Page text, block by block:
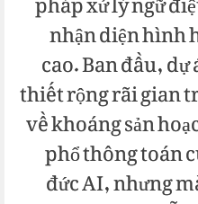
nhận diện hình
cao. Ban đầu,
thiết rộng rãi gian
về khoáng sản
phổ thông toán
đức AI, nhưng